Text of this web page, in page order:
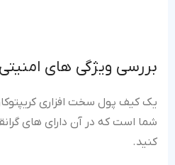
بررسی ویژگی های
یک کیف پول سخت افزاری
شما است که در آن دارای های
کنید.